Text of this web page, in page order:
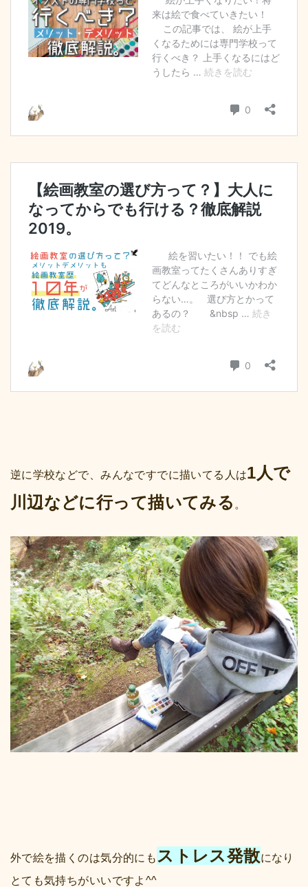
逆に学校などで、みんなですでに描いてる人は1人で
川辺などに行って描いてみる
外で絵を描くのは気分的にもストレス発散になり
とても気持ちがいいですよ^^